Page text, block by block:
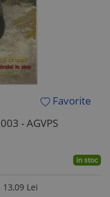
Favorite
- AGVPS
in stoc
13,09 Lei